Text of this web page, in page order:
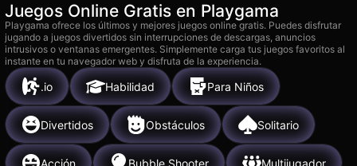
Juegos Online Gratis en Playgama
Playgama ofrece los últimos y mejores juegos online gratis. Puedes disfrutar
jugando a juegos divertidos sin interrupciones de descargas, anuncios
intrusivos o ventanas emergentes. Simplemente carga tus juegos favoritos al
instante en tu navegador web y disfruta de la experiencia.
.io Habilidad Para Niños
Divertidos Obstáculos Solitario
Acción Bubble Shooter Multijugador